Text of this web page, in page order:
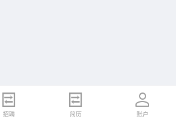
招聘 简历 账户